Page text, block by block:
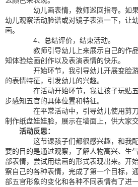
幼儿画表情，教师巡回指导。如果
幼儿观察活动脸谱或对镜子表演一下，让
画。
4、总结评价，结束活动。
教师引导幼儿上来展示自己的作品
知体验绘画创作以及表演表情的快乐。
开始环节，我引导幼儿开展变脸游
的表情特征，引发幼儿的兴趣。
在活动开始环节，我让孩子玩贴五
步感知五官的具体位置和特征。
在平常活动中，引导幼儿使用剪刀
制作纸盘娃娃脸，展示在墙面上，供大家交
活动反思：
这节课孩子们都很感兴趣，和我配
要的目的是通过观察，了解人物高兴、生
部表情，尝试用绘画的形式表现出来。开
察自己的各种表情，完成了第一个目标，
部五官形象的变化和各种不同表情有了进